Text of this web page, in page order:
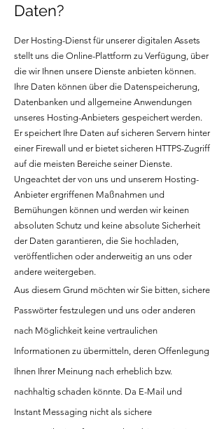
Daten?
Der Hosting-Dienst für unserer digitalen Assets
stellt uns die Online-Plattform zu Verfügung, über
die wir Ihnen unsere Dienste anbieten können.
Ihre Daten können über die Datenspeicherung,
Datenbanken und allgemeine Anwendungen
unseres Hosting-Anbieters gespeichert werden.
Er speichert Ihre Daten auf sicheren Servern hinter
einer Firewall und er bietet sicheren HTTPS-Zugriff
auf die meisten Bereiche seiner Dienste.
Ungeachtet der von uns und unserem Hosting-
Anbieter ergriffenen Maßnahmen und
Bemühungen können und werden wir keinen
absoluten Schutz und keine absolute Sicherheit
der Daten garantieren, die Sie hochladen,
veröffentlichen oder anderweitig an uns oder
andere weitergeben.
Aus diesem Grund möchten wir Sie bitten, sichere
Passwörter festzulegen und uns oder anderen
nach Möglichkeit keine vertraulichen
Informationen zu übermitteln, deren Offenlegung
Ihnen Ihrer Meinung nach erheblich bzw.
nachhaltig schaden könnte. Da E-Mail und
Instant Messaging nicht als sichere